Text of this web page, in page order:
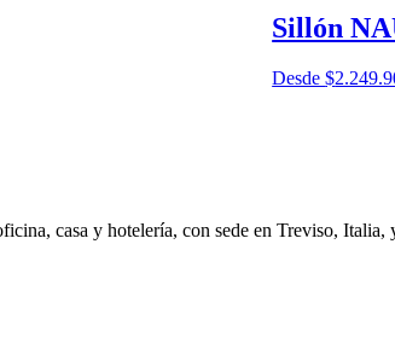
Sillón
Desde$
casa y hotelería, con sede en Treviso,